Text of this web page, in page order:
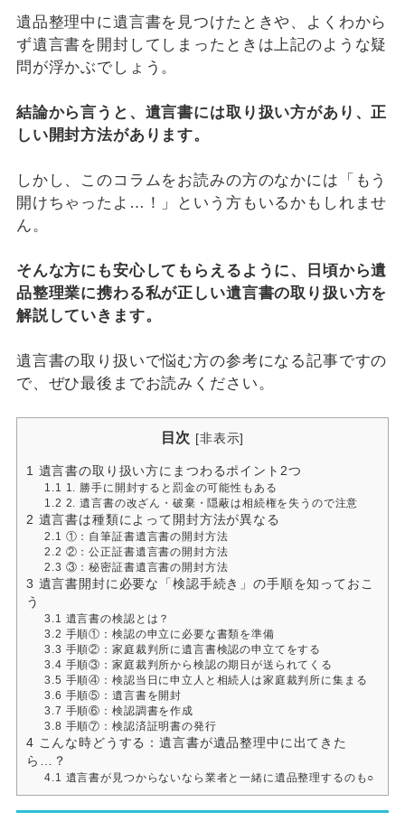
遺品整理中に遺言書を見つけたときや、よくわから
ず遺言書を開封してしまったときは上記のような疑
問が浮かぶでしょう。
結論から言うと、遺言書には取り扱い方があり、正
しい開封方法があります。
しかし、このコラムをお読みの方のなかには「もう
開けちゃったよ…！」という方もいるかもしれませ
ん。
そんな方にも安心してもらえるように、日頃から遺
品整理業に携わる私が正しい遺言書の取り扱い方を
解説していきます。
遺言書の取り扱いで悩む方の参考になる記事ですの
で、ぜひ最後までお読みください。
目次 [非表示]
1 遺言書の取り扱い方にまつわるポイント2つ
1.1
1. 勝手に開封すると罰金の可能性もある
1.2 2. 遺言書の改ざん・破棄・隠蔽は相続権を失うので注意
2 遺言書は種類によって開封方法が異なる
2.1
①：自筆証書遺言書の開封方法
2.2 ②：公正証書遺言書の開封方法
2.3 ③：秘密証書遺言書の開封方法
3 遺言書開封に必要な「検認手続き」の手順を知っておこ
う
3.1
遺言書の検認とは？
3.2 手順①：検認の申立に必要な書類を準備
3.3 手順②：家庭裁判所に遺言書検認の申立てをする
3.4 手順③：家庭裁判所から検認の期日が送られてくる
3.5 手順④：検認当日に申立人と相続人は家庭裁判所に集まる
3.6 手順⑤：遺言書を開封
3.7 手順⑥：検認調書を作成
3.8 手順⑦：検認済証明書の発行
4 こんな時どうする：遺言書が遺品整理中に出てきた
ら…？
4.1 遺言書が見つからないなら業者と一緒に遺品整理するのも○